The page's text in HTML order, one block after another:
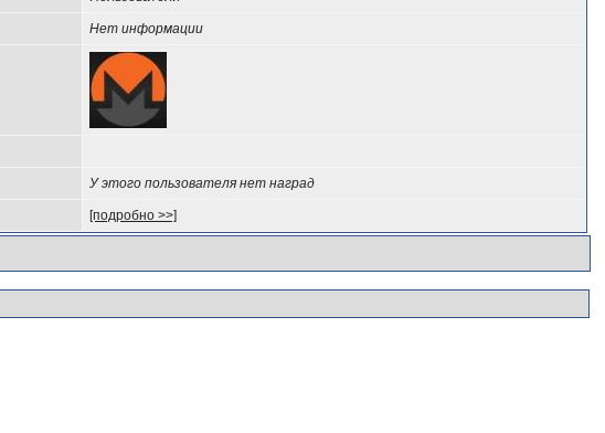
Нет информации
У этого пользователя нет наград
[подробно >>]